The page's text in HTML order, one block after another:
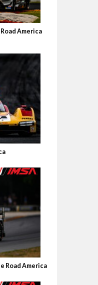
America
Road America